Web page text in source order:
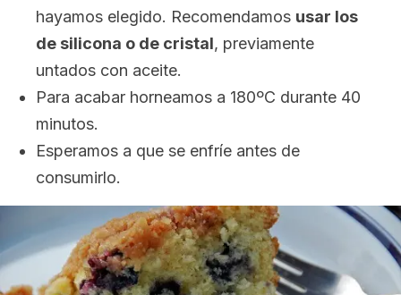
hayamos elegido. Recomendamos usar los
de silicona o de cristal, previamente
untados con aceite.
Para acabar horneamos a 180ºC durante 40
minutos.
Esperamos a que se enfríe antes de
consumirlo.